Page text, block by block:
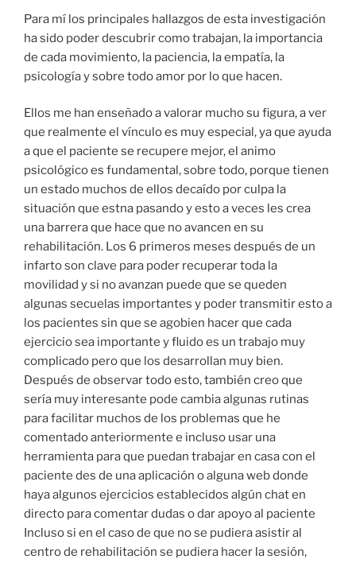
Para mí los principales hallazgos de esta investigación
ha sido poder descubrir como trabajan, la importancia
de cada movimiento, la paciencia, la empatía, la
psicología y sobre todo amor por lo que hacen.
Ellos me han enseñado a valorar mucho su figura, a ver
que realmente el vínculo es muy especial, ya que ayuda
a que el paciente se recupere mejor, el animo
psicológico es fundamental, sobre todo, porque tienen
un estado muchos de ellos decaído por culpa la
situación que estna pasando y esto a veces les crea
una barrera que hace que no avancen en su
rehabilitación. Los 6 primeros meses después de un
infarto son clave para poder recuperar toda la
movilidad y si no avanzan puede que se queden
algunas secuelas importantes y poder transmitir esto a
los pacientes sin que se agobien hacer que cada
ejercicio sea importante y fluido es un trabajo muy
complicado pero que los desarrollan muy bien.
Después de observar todo esto, también creo que
sería muy interesante pode cambia algunas rutinas
para facilitar muchos de los problemas que he
comentado anteriormente e incluso usar una
herramienta para que puedan trabajar en casa con el
paciente des de una aplicación o alguna web donde
haya algunos ejercicios establecidos algún chat en
directo para comentar dudas o dar apoyo al paciente
Incluso si en el caso de que no se pudiera asistir al
centro de rehabilitación se pudiera hacer la sesión,